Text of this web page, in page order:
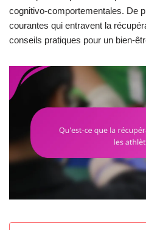
cognitivo-comportementales. De
courantes qui entravent la
conseils pratiques pour un bien-